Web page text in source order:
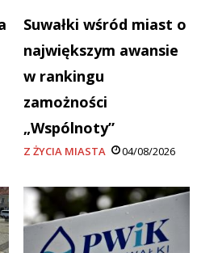
Suwałki wśród miast o
największym awansie
w rankingu
zamożności
„Wspólnoty”
Z ŻYCIA MIASTA 04/08/2026